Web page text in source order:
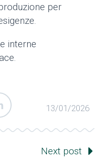
per
interne
13/01/2026
Next post